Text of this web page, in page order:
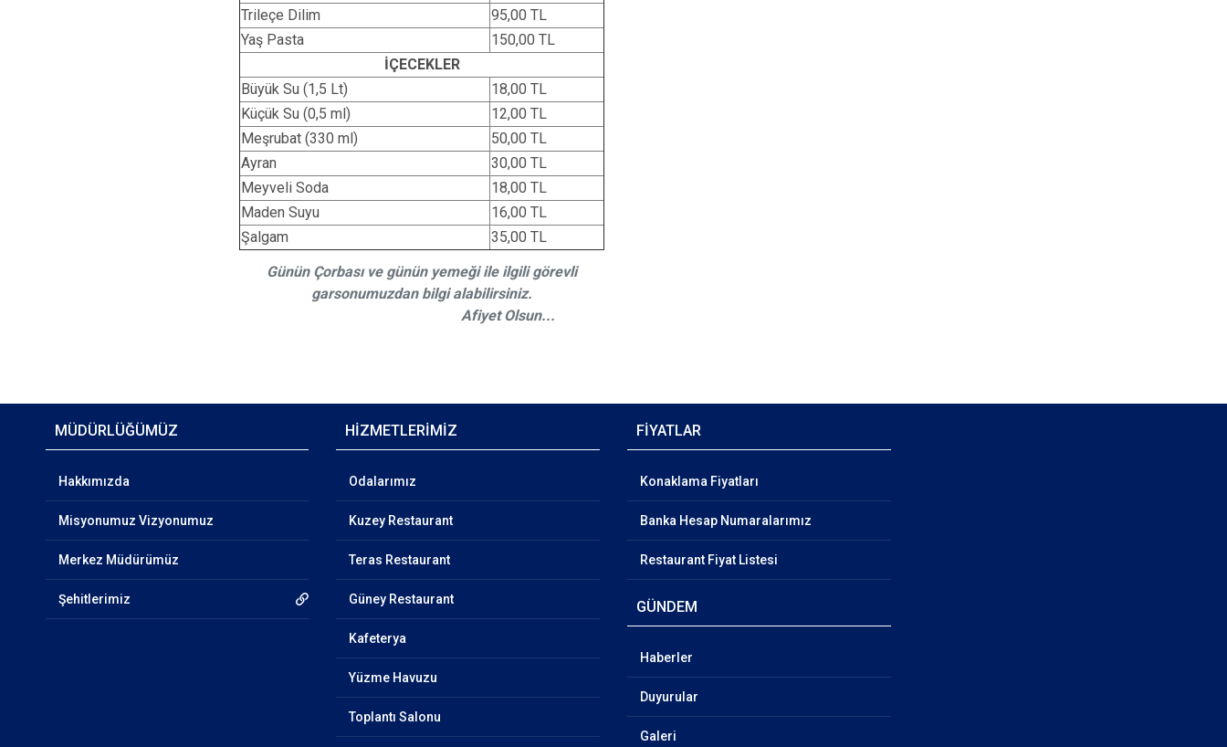
Günün Çorbası ve günün yemeği ile ilgili görevli
garsonumuzdan bilgi alabilirsiniz.
Afiyet Olsun...
Trileçe Dilim
95,00 TL
Yaş Pasta
150,00 TL
İÇECEKLER
Büyük Su (1,5 Lt)
18,00 TL
Küçük Su (0,5 ml)
12,00 TL
Meşrubat (330 ml)
50,00 TL
Ayran
30,00 TL
Meyveli Soda
18,00 TL
Maden Suyu
16,00 TL
Şalgam
35,00 TL
MÜDÜRLÜĞÜMÜZ
Hakkımızda
Misyonumuz Vizyonumuz
Merkez Müdürümüz
Şehitlerimiz
HİZMETLERİMİZ
Odalarımız
Kuzey Restaurant
Teras Restaurant
Güney Restaurant
Kafeterya
Yüzme Havuzu
Toplantı Salonu
FİYATLAR
Konaklama Fiyatları
Banka Hesap Numaralarımız
Restaurant Fiyat Listesi
GÜNDEM
Haberler
Duyurular
Galeri